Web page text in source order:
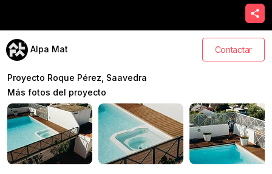
Alpa Mat Contactar
Proyecto Roque Pérez, Saavedra
Más fotos del proyecto